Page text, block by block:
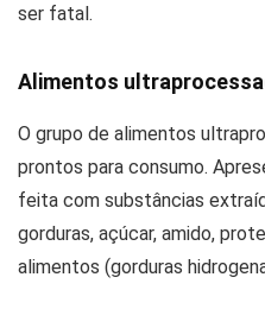
ser fatal.
Alimentos
O grupo de alimentos
prontos para consumo.
feita com substâncias
gorduras, açúcar, amido,
alimentos (gorduras